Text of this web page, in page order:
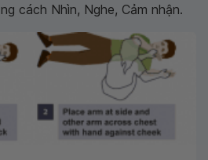
cách Nhìn, Nghe, Cảm nhận.